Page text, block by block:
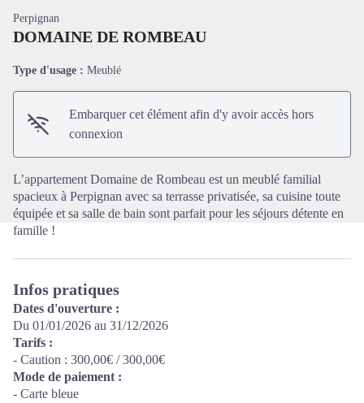
Voir l'image en plein écran
Perpignan
DOMAINE DE ROMBEAU
Type d'usage : Meublé
Embarquer cet élément afin d'y avoir accès hors
connexion
L’appartement Domaine de Rombeau est un meublé familial
spacieux à Perpignan avec sa terrasse privatisée, sa cuisine toute
équipée et sa salle de bain sont parfait pour les séjours détente en
famille !
Infos pratiques
Dates d'ouverture :
Du 01/01/2026 au 31/12/2026
Tarifs :
- Caution : 300,00€ / 300,00€
Mode de paiement :
- Carte bleue